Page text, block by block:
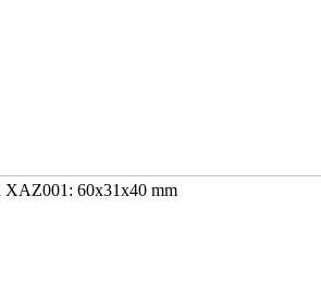
XAZ001: 60x31x40 mm